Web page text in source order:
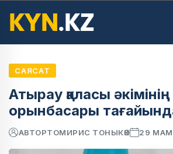
САЯСАТ
Атырау қаласы әкімінің
орынбасары
АВТОРТОМИРИС ТОНЫКӨК 29